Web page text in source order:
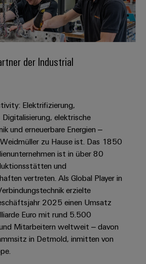
der Industrial
Elektrifizierung,
elektrische
und erneuerbare Energien –
zu Hause ist. Das 1850
ist in über 80
und
vertreten. Als Global Player in
erzielte
2025 einen Umsatz
Euro mit rund 5.500
Mitarbeitern weltweit – davon
in Detmold, inmitten von